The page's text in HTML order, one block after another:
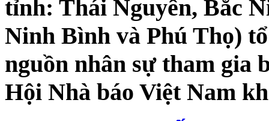
tỉnh: Thái Nguyên, Bắc
Ninh Bình và Phú Thọ)
nguồn nhân sự tham gia
Hội Nhà báo Việt Nam